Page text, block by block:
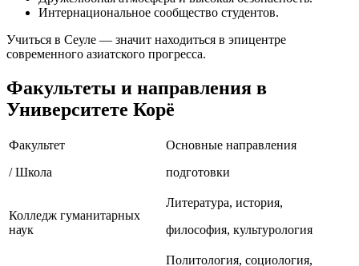
Интернациональное сообщество студентов.
Учиться в Сеуле — значит находиться в эпицентре
современного азиатского прогресса.
Факультеты и направления в
Университете Корё
Факультет
/ Школа
Основные направления
подготовки
Колледж гуманитарных
наук
Литература, история,
философия, культурология
Политология, социология,